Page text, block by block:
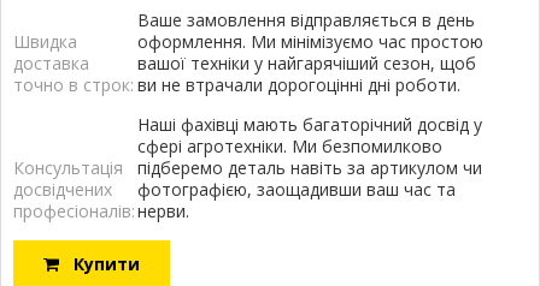
Швидка
доставка
точно в строк:
Ваше замовлення відправляється в день
оформлення. Ми мінімізуємо час простою
вашої техніки у найгарячіший сезон, щоб
ви не втрачали дорогоцінні дні роботи.
Консультація
досвідчених
професіоналів:
Наші фахівці мають багаторічний досвід у
сфері агротехніки. Ми безпомилково
підберемо деталь навіть за артикулом чи
фотографією, заощадивши ваш час та
нерви.
Купити